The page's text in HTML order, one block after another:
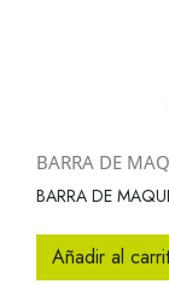
BARRA DE
BARRA DE
Añadir al